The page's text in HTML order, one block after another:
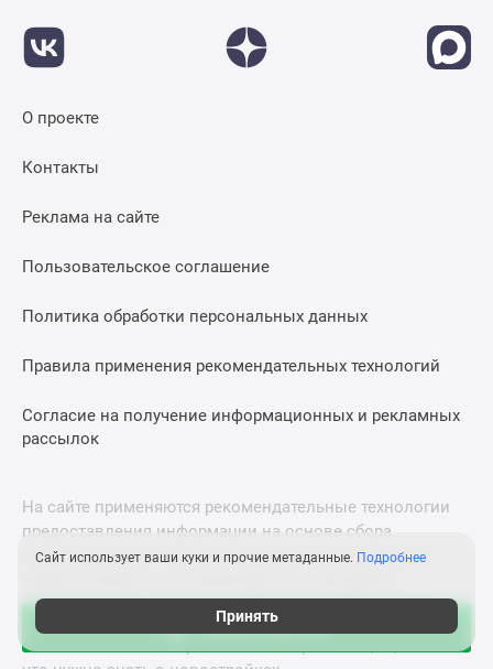
Акции в августе
О проекте
Контакты
Реклама на сайте
Пользовательское соглашение
Политика обработки персональных данных
Правила применения рекомендательных технологий
Согласие на получение информационных и рекламных
рассылок
На сайте применяются рекомендательные технологии
предоставления информации на основе сбора,
систематизации и анализа сведений, относящихся к
находящихся на территории Российской Федерации.
© 2011—2026 Новострой-СПб. Все права защищены. Всё,
Сайт использует ваши куки и прочие метаданные. Подробнее
Принять